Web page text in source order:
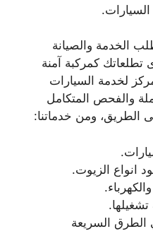
الخدمة والصيانة
كمركبة آمنة
لخدمة السيارات
والفحص المتكامل
الطريق، ومن خدماتنا:
انواع الزيوت.
تشغيلها.
الطرق السريعة